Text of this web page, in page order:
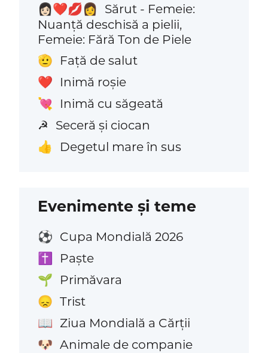
👩🏻‍❤️‍💋‍👩
Sărut - Femeie:
Nuanță deschisă a pielii,
Femeie: Fără Ton de Piele
🫡 Față de salut
❤️ Inimă roșie
💘 Inimă cu săgeată
☭ Seceră și ciocan
👍 Degetul mare în sus
Evenimente și teme
⚽ Cupa Mondială 2026
✝️ Paște
🌱 Primăvara
😞 Trist
📖 Ziua Mondială a Cărții
🐶 Animale de companie